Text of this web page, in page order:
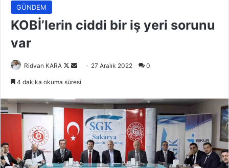
GÜNDEM
KOBİ’lerin ciddi bir iş yeri sorunu
var
Ridvan KARA
Follow
Bir
göndermek
27 Aralık 2022 0
4 dakika okuma süresi